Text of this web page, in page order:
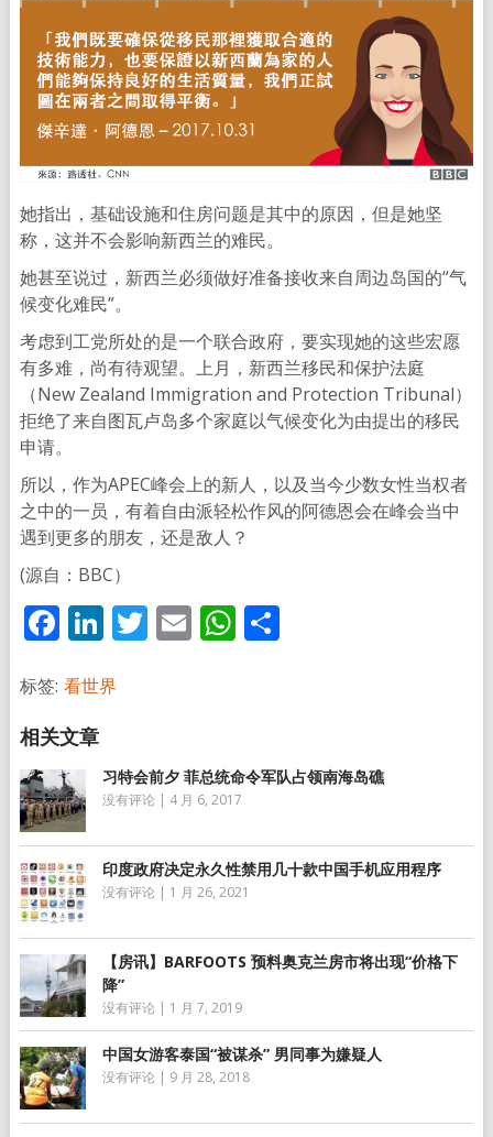
她指出，基础设施和住房问题是其中的原因，但是她坚
称，这并不会影响新西兰的难民。
她甚至说过，新西兰必须做好准备接收来自周边岛国的“气
候变化难民”。
考虑到工党所处的是一个联合政府，要实现她的这些宏愿
有多难，尚有待观望。上月，新西兰移民和保护法庭
（New Zealand Immigration and Protection Tribunal）
拒绝了来自图瓦卢岛多个家庭以气候变化为由提出的移民
申请。
所以，作为APEC峰会上的新人，以及当今少数女性当权者
之中的一员，有着自由派轻松作风的阿德恩会在峰会当中
遇到更多的朋友，还是敌人？
(源自：BBC）
Facebook
LinkedIn
Twitter
EmailWhatsApp
分
标签: 看世界
习特会前夕 菲总统命令军队占领南海岛礁
没有评论 | 4 月 6, 2017
印度政府决定永久性禁用几十款中国手机应用程序
没有评论 | 1 月 26, 2021
【房讯】BARFOOTS 预料奥克兰房市将出现“价格下
降”
没有评论 | 1 月 7, 2019
中国女游客泰国“被谋杀” 男同事为嫌疑人
没有评论 | 9 月 28, 2018